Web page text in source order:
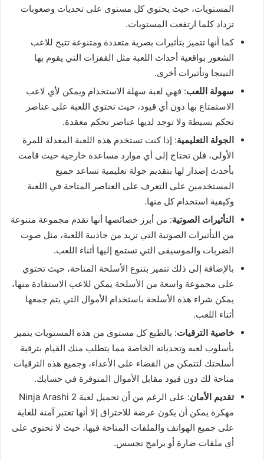
المستويات، حيث يحتوي كل مستوى على تحديات وصعوبات
تزداد كلما ارتفعت المستويات.
كما أنها تتميز بتأثيرات بصرية متعددة ومتنوعة تتيح للاعب
الشعور بواقعية أحداث اللعبة مثل القفزات التي يقوم بها
النينجا وتأثيرات أخرى.
سهولة اللعب: فهي لعبة سهلة الاستخدام ويمكن لأي لاعب
الاستمتاع بها دون أي قيود، حيث تحتوي اللعبة على عناصر
تحكم بسيطة ولا توجد لديها عناصر تحكم معقدة.
الجولة التعليمية: إذا كنت تستخدم هذه اللعبة المعدلة للمرة
الأولى، فلن تحتاج إلى أي موارد مساعدة خارجية حيث قامت
بأحدث إصدار لها بتقديم جولة تعليمية تساعد جميع
المستخدمين على التعرف على العناصر المتاحة في اللعبة
وكيفية استخدام كل منها.
التأثيرات الصوتية: من أبرز خصائصها أنها تقدم مجموعة متنوعة
من التأثيرات الصوتية التي تزيد من جاذبية اللعبة، مثل صوت
الضربات والموسيقى التي تستمع إليها أثناء اللعب.
بالإضافة إلى ذلك تتميز بتنوع الأسلحة المتاحة، حيث تحتوي
على مجموعة واسعة من الأسلحة يمكن للاعب الاستفادة منها،
يمكن شراء هذه الأسلحة باستخدام الأموال التي يتم جمعها
أثناء اللعب.
خاصية الترقيات: بالطبع كل مستوى من هذه المستويات يتميز
بأسلوب لعبه وتحدياته الخاصة مما يتطلب منك القيام بترقية
أسلحتك لتتمكن من القضاء على الأعداء، وجميع هذه الترقيات
متاحة لك دون قيود مقابل الأموال المتوفرة في حسابك.
تقديم الأمان
: على الرغم من أن تحميل لعبة Ninja Arashi 2
مهكرة يمكن أن يكون عرضة للاختراق إلا أنها تعتبر آمنة للغاية
على جميع الهواتف والملفات المتاحة فيها، حيث لا تحتوي على
أي ملفات ضارة أو برامج تجسس.